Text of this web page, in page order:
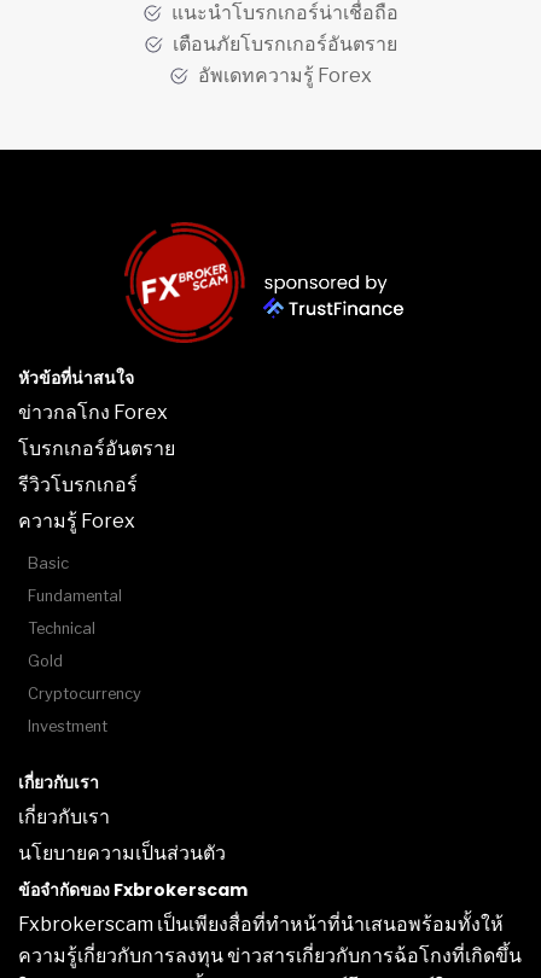
แนะนำโบรกเกอร์น่าเชื่อถือ
เตือนภัยโบรกเกอร์อันตราย
อัพเดทความรู้ Forex
หัวข้อที่น่าสนใจ
ข่าวกลโกง Forex
โบรกเกอร์อันตราย
รีวิวโบรกเกอร์
ความรู้ Forex
Basic
Fundamental
Technical
Gold
Cryptocurrency
Investment
เกี่ยวกับเรา
เกี่ยวกับเรา
นโยบายความเป็นส่วนตัว
ข้อจำกัดของ Fxbrokerscam
Fxbrokerscam เป็นเพียงสื่อที่ทำหน้าที่นำเสนอพร้อมทั้งให้
ความรู้เกี่ยวกับการลงทุน ข่าวสารเกี่ยวกับการฉ้อโกงที่เกิดขึ้น